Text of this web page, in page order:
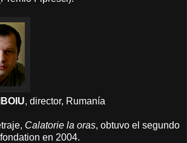
, director, Rumanía
Calatorie la oras, obtuvo el segundo
en 2004.